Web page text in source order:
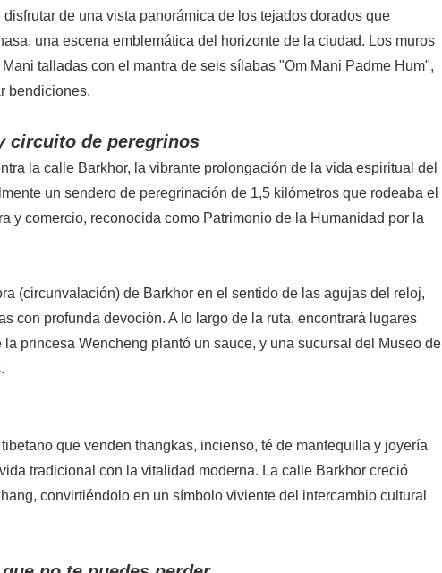
de una vista panorámica de los tejados dorados que
una escena emblemática del horizonte de la ciudad. Los muros
talladas con el mantra de seis sílabas "Om Mani Padme Hum",
bendiciones.
circuito de peregrinos
la calle Barkhor, la vibrante prolongación de la vida espiritual del
un sendero de peregrinación de 1,5 kilómetros que rodeaba el
y comercio, reconocida como Patrimonio de la Humanidad por la
(circunvalación) de Barkhor en el sentido de las agujas del reloj,
con profunda devoción. A lo largo de la ruta, encontrará lugares
princesa Wencheng plantó un sauce, y una sucursal del Museo del
que venden thangkas, incienso, té de mantequilla y joyería
tradicional con la vitalidad moderna. La calle Barkhor creció
convirtiéndolo en un símbolo viviente del intercambio cultural